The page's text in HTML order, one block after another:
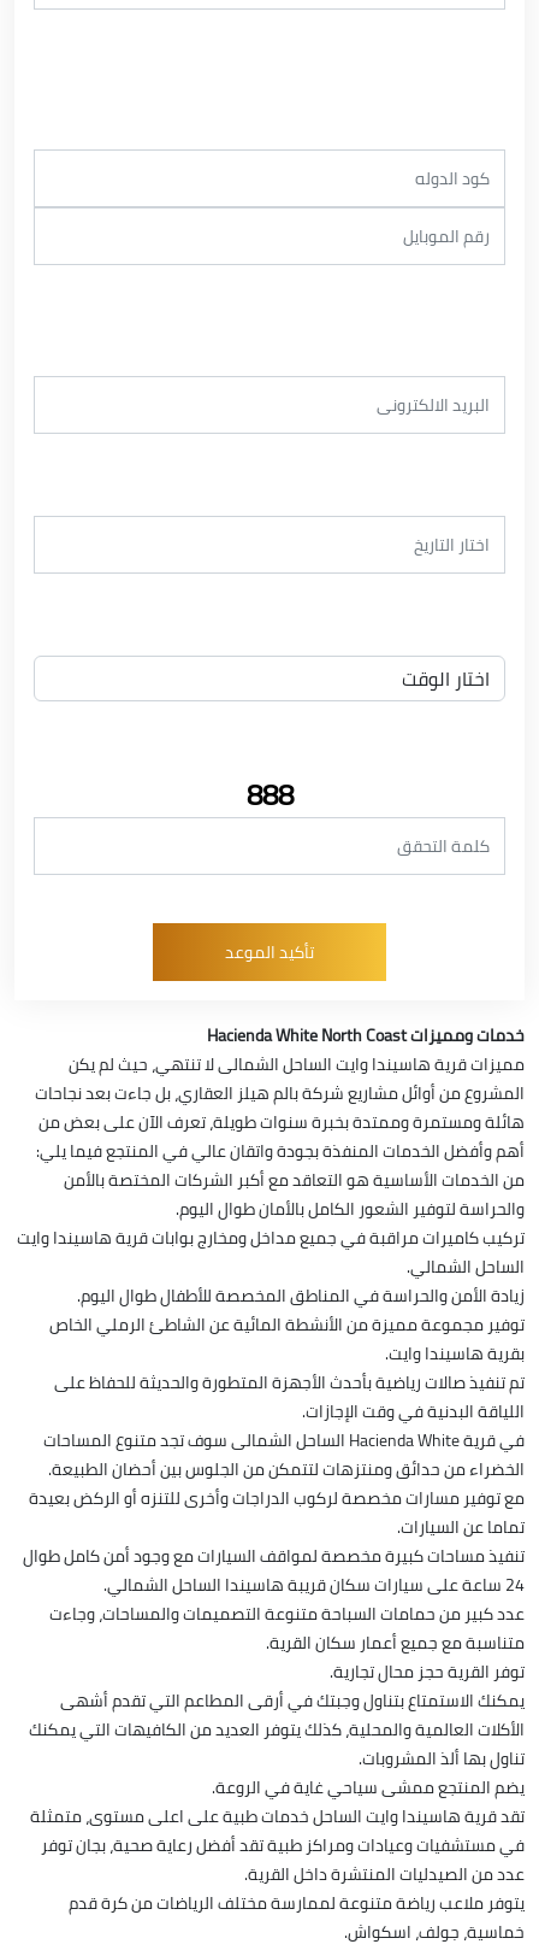
888
خدمات ومميزات Hacienda White North Coast
مميزات قرية هاسيندا وايت الساحل الشمالى لا تنتهي، حيث لم يكن
المشروع من أوائل مشاريع شركة بالم هيلز العقاري، بل جاءت بعد نجاحات
هائلة ومستمرة وممتدة بخبرة سنوات طويلة، تعرف الآن على بعض من
أهم وأفضل الخدمات المنفذة بجودة واتقان عالي في المنتجع فيما يلي:
من الخدمات الأساسية هو التعاقد مع أكبر الشركات المختصة بالأمن
والحراسة لتوفير الشعور الكامل بالأمان طوال اليوم.
تركيب كاميرات مراقبة في جميع مداخل ومخارج بوابات قرية هاسيندا وايت
الساحل الشمالي.
زيادة الأمن والحراسة في المناطق المخصصة للأطفال طوال اليوم.
توفير مجموعة مميزة من الأنشطة المائية عن الشاطئ الرملي الخاص
بقرية هاسيندا وايت.
تم تنفيذ صالات رياضية بأحدث الأجهزة المتطورة والحديثة للحفاظ على
اللياقة البدنية في وقت الإجازات.
في قرية Hacienda White الساحل الشمالى سوف تجد متنوع المساحات
الخضراء من حدائق ومنتزهات لتتمكن من الجلوس بين أحضان الطبيعة.
مع توفير مسارات مخصصة لركوب الدراجات وأخرى للتنزه أو الركض بعيدة
تماما عن السيارات.
تنفيذ مساحات كبيرة مخصصة لمواقف السيارات مع وجود أمن كامل طوال
24 ساعة على سيارات سكان قريبة هاسيندا الساحل الشمالي.
عدد كبير من حمامات السباحة متنوعة التصميمات والمساحات، وجاءت
متناسبة مع جميع أعمار سكان القرية.
توفر القرية حجز محال تجارية.
يمكنك الاستمتاع بتناول وجبتك في أرقى المطاعم التي تقدم أشهى
الأكلات العالمية والمحلية، كذلك يتوفر العديد من الكافيهات التي يمكنك
تناول بها ألذ المشروبات.
يضم المنتجع ممشى سياحي غاية في الروعة.
تقد قرية هاسيندا وايت الساحل خدمات طبية على اعلى مستوى، متمثلة
في مستشفيات وعيادات ومراكز طبية تقد أفضل رعاية صحية، بجان توفر
عدد من الصيدليات المنتشرة داخل القرية.
يتوفر ملاعب رياضة متنوعة لممارسة مختلف الرياضات من كرة قدم
خماسية، جولف، اسكواش.